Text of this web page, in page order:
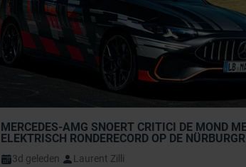
MERCEDES-AMG SNOERT CRITICI DE MOND
ELEKTRISCH RONDERECORD OP DE
3d geleden Laurent Zilli